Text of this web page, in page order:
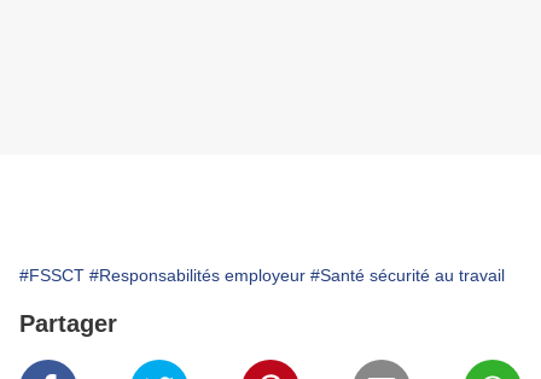
#FSSCT #Responsabilités employeur #Santé sécurité au travail
Partager